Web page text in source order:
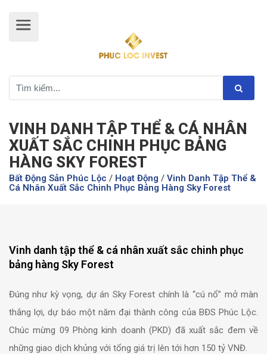
VINH DANH TẬP THỂ & CÁ NHÂN
XUẤT SẮC CHINH PHỤC BẢNG
HÀNG SKY FOREST
Bất Động Sản Phúc Lộc / Hoạt Động / Vinh Danh Tập Thể &
Cá Nhân Xuất Sắc Chinh Phục Bảng Hàng Sky Forest
Vinh danh tập thể & cá nhân xuất sắc chinh phục
bảng hàng Sky Forest
Đúng như kỳ vọng, dự án Sky Forest chính là “cú nổ” mở màn
thắng lợi, dự báo một năm đại thành công của BĐS Phúc Lộc.
Chúc mừng 09 Phòng kinh doanh (PKD) đã xuất sắc đem về
những giao dịch khủng với tổng giá trị lên tới hơn 150 tỷ VNĐ.